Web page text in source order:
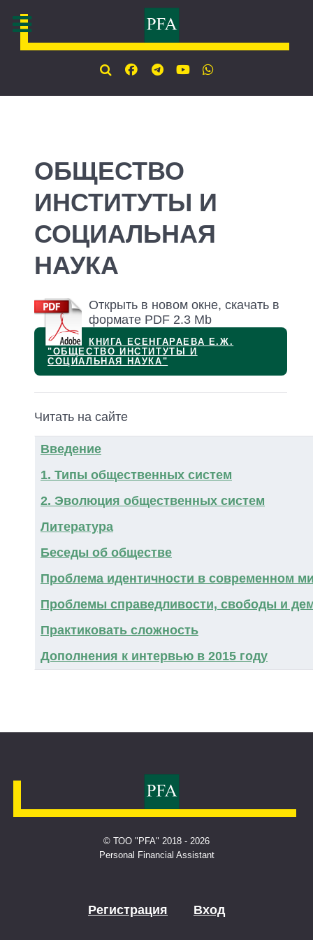
ОБЩЕСТВО
ИНСТИТУТЫ И
СОЦИАЛЬНАЯ
НАУКА
Открыть в новом окне, скачать в
формате PDF 2.3 Mb
КНИГА ЕСЕНГАРАЕВА Е.Ж.
"ОБЩЕСТВО ИНСТИТУТЫ И
СОЦИАЛЬНАЯ НАУКА"
Читать на сайте
Материалы
Заголовок
Введение
1. Типы общественных систем
2. Эволюция общественных систем
Литература
Беседы об обществе
Проблема идентичности в современном
Проблемы справедливости, свободы и
Практиковать сложность
Дополнения к интервью в 2015 году
© ТОО "PFA" 2018 - 2026
Personal Financial Assistant
Регистрация Вход